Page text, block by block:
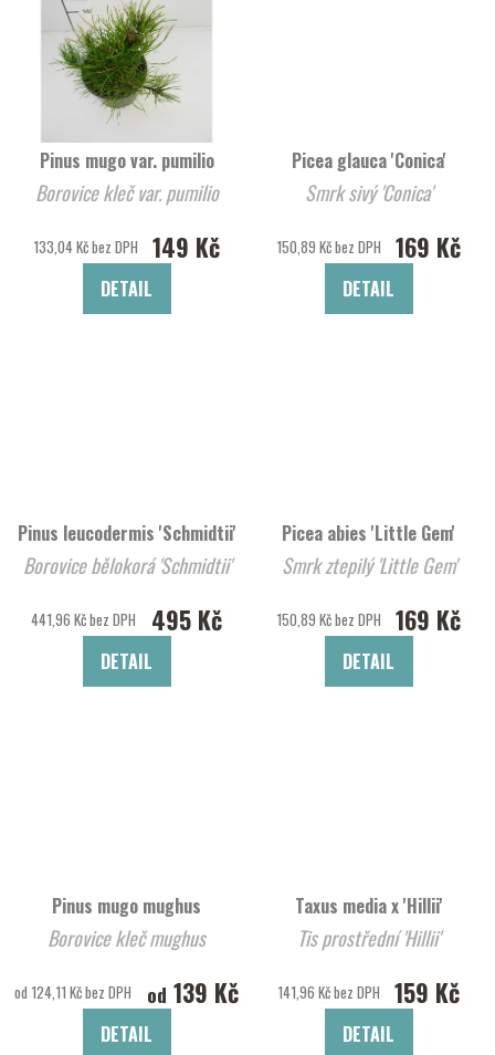
Pinus mugo var. pumilio
Borovice kleč var. pumilio
133,04 Kč bez DPH 149 Kč
DETAIL
Picea glauca 'Conica'
Smrk sivý 'Conica'
150,89 Kč bez DPH 169 Kč
DETAIL
Pinus leucodermis 'Schmidtii'
Borovice bělokorá 'Schmidtii'
441,96 Kč bez DPH 495 Kč
DETAIL
Picea abies 'Little Gem'
Smrk ztepilý 'Little Gem'
150,89 Kč bez DPH 169 Kč
DETAIL
Pinus mugo mughus
Borovice kleč mughus
od 124,11 Kč bez DPH od 139 Kč
DETAIL
Taxus media x 'Hillii'
Tis prostřední 'Hillii'
141,96 Kč bez DPH 159 Kč
DETAIL